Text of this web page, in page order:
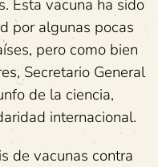
Esta vacuna ha sido
por algunas pocas
pero como bien
Secretario General
de la ciencia,
internacional.
de vacunas contra